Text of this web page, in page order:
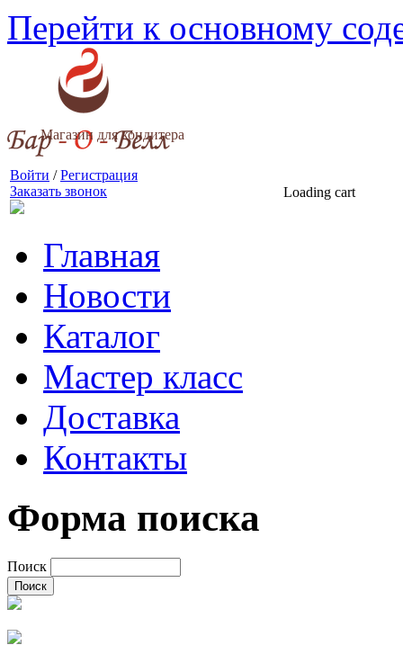
Перейти к основному
Магазин для кондитера
Войти /Регистрация
Заказать звонок
Loading cart
Главная
Новости
Каталог
Мастер класс
Доставка
Контакты
Форма поиска
Поиск